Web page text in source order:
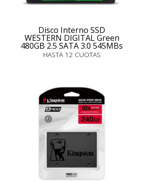
Disco Interno SSD
WESTERN DIGITAL Green
480GB 2.5 SATA 3.0 545MBs
HASTA 12 CUOTAS